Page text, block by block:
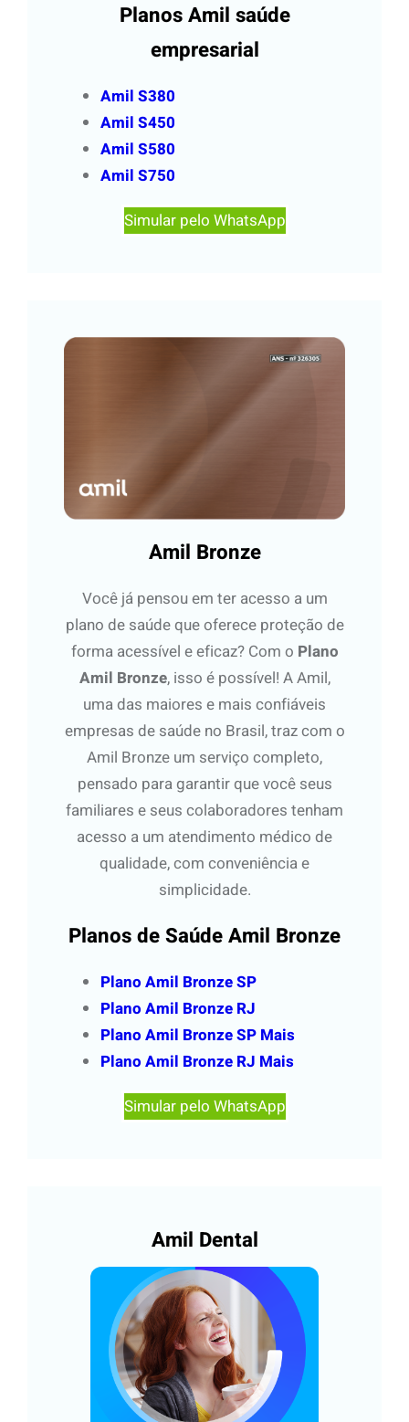
Planos Amil saúde
empresarial
Amil S380
Amil S450
Amil S580
Amil S750
Simular pelo WhatsApp
Amil Bronze
Você já pensou em ter acesso a um
plano de saúde que oferece proteção de
forma acessível e eficaz? Com o Plano
Amil Bronze, isso é possível! A Amil,
uma das maiores e mais confiáveis
empresas de saúde no Brasil, traz com o
Amil Bronze um serviço completo,
pensado para garantir que você seus
familiares e seus colaboradores tenham
acesso a um atendimento médico de
qualidade, com conveniência e
simplicidade.
Planos de Saúde Amil Bronze
Plano Amil Bronze SP
Plano Amil Bronze RJ
Plano Amil Bronze SP Mais
Plano Amil Bronze RJ Mais
Simular pelo WhatsApp
Amil Dental